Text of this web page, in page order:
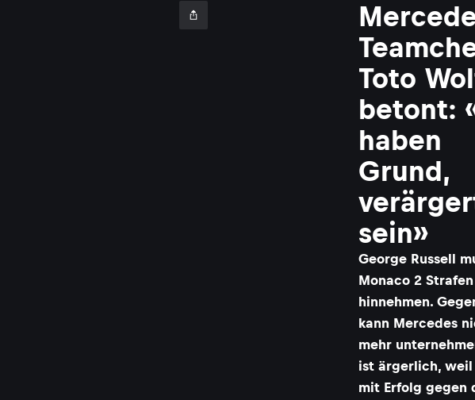
Toto
betont:
haben
Grund,
sein»
George Russell
Monaco 2 Strafen
hinnehmen.
kann Mercedes
mehr
ist ärgerlich,
mit Erfolg gegen